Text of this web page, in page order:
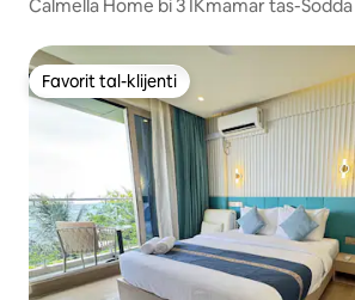
Calmella Home bi 3 IKmamar tas-
Favorit tal-klijenti
Favorit tal-klijenti